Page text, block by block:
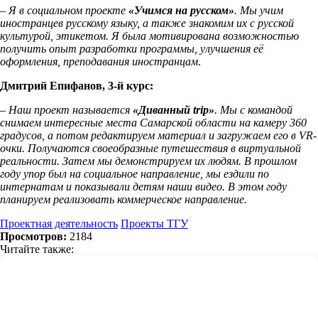
– Я в социальном проекте «Учимся на русском». Мы учим
иностранцев русскому языку, а также знакомим их с русской
культурой, этикетом. Я была мотивирована возможностью
получить опыт разработки программы, улучшения её
оформления, преподавания иностранцам.
Дмитрий Епифанов, 3-й курс:
– Наш проект называется «Диванный trip». Мы с командой
снимаем интересные места Самарской области на камеру 360
градусов, а потом редактируем материал и загружаем его в VR-
очки. Получаются своеобразные путешествия в виртуальной
реальности. Затем мы демонстрируем их людям. В прошлом
году упор был на социальное направление, мы ездили по
интернатам и показывали детям наши видео. В этом году
планируем реализовать коммерческое направление.
Проектная деятельность Проекты ТГУ
Просмотров: 2184
Читайте также: